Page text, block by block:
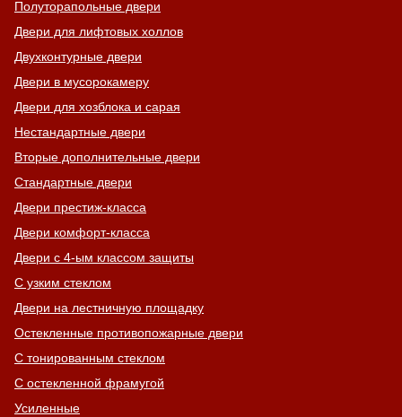
Полуторапольные двери
Двери для лифтовых холлов
Двухконтурные двери
Двери в мусорокамеру
Двери для хозблока и сарая
Нестандартные двери
Вторые дополнительные двери
Стандартные двери
Двери престиж-класса
Двери комфорт-класса
Двери с 4-ым классом защиты
С узким стеклом
Двери на лестничную площадку
Остекленные противопожарные двери
С тонированным стеклом
С остекленной фрамугой
Усиленные